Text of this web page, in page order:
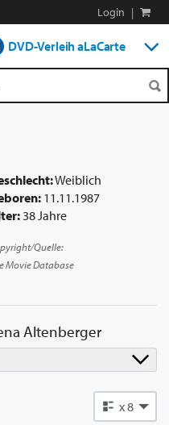
Login |
DVD-Verleih aLaCarte
Weiblich
11.11.1987
38 Jahre
Quelle:
Movie Database
Altenberger
x 8